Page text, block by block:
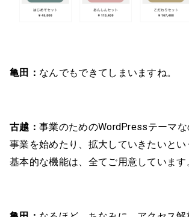
亀田： なんでもできてしまいますね。
古越： 事業のためのWordPressテーマ
事業を始めたり、拡大していきたいとい
基本的な機能は、全てご用意しています